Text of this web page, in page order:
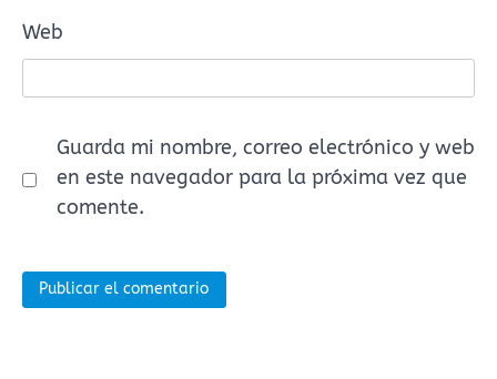
Web
Guarda mi nombre, correo electrónico y web
en este navegador para la próxima vez que
comente.